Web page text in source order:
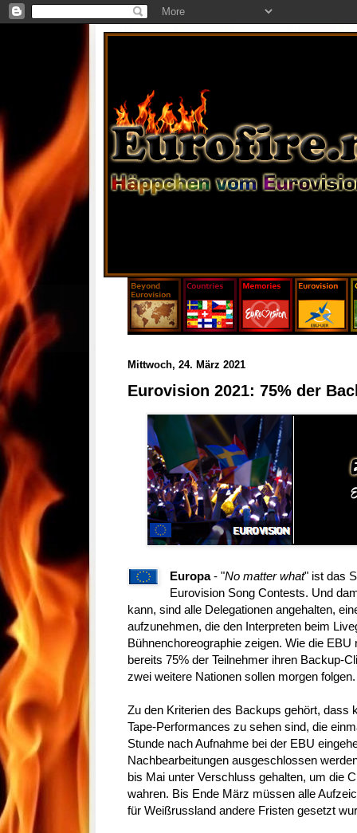
Mittwoch, 24. März 2021
Eurovision 2021: 75% der
Europa- "No matter what" ist das
Eurovision Song Contests. Und
kann, sind alle Delegationen angehalten,
aufzunehmen, die den Interpreten beim
Bühnenchoreographie zeigen. Wie die
bereits 75% der Teilnehmer ihren Backup-
zwei weitere Nationen sollen morgen folgen.
Zu den Kriterien des Backups gehört, dass
Tape-Performances zu sehen sind, die
Stunde nach Aufnahme bei der EBU
Nachbearbeitungen ausgeschlossen
bis Mai unter Verschluss gehalten, um die
wahren. Bis Ende März müssen alle
für Weißrussland andere Fristen gesetzt